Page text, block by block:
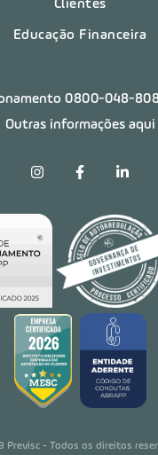
Clientes
Educação Financeira
0800-048-
Outras informações aqui
Previsc - Todos os direitos